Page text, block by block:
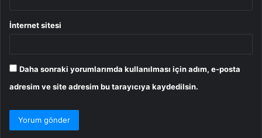
İnternet sitesi
Daha sonraki yorumlarımda kullanılması için adım, e-posta
adresim ve site adresim bu tarayıcıya kaydedilsin.